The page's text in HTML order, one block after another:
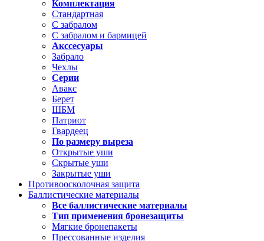
Комплектация
Стандартная
С забралом
С забралом и бармицей
Акссесуары
Забрало
Чехлы
Серии
Авакс
Берет
ШБМ
Патриот
Гвардеец
По размеру выреза
Открытые уши
Скрытые уши
Закрытые уши
Противоосколочная защита
Баллистические материалы
Все баллистические материалы
Тип применения бронезащиты
Мягкие бронепакеты
Прессованные изделия